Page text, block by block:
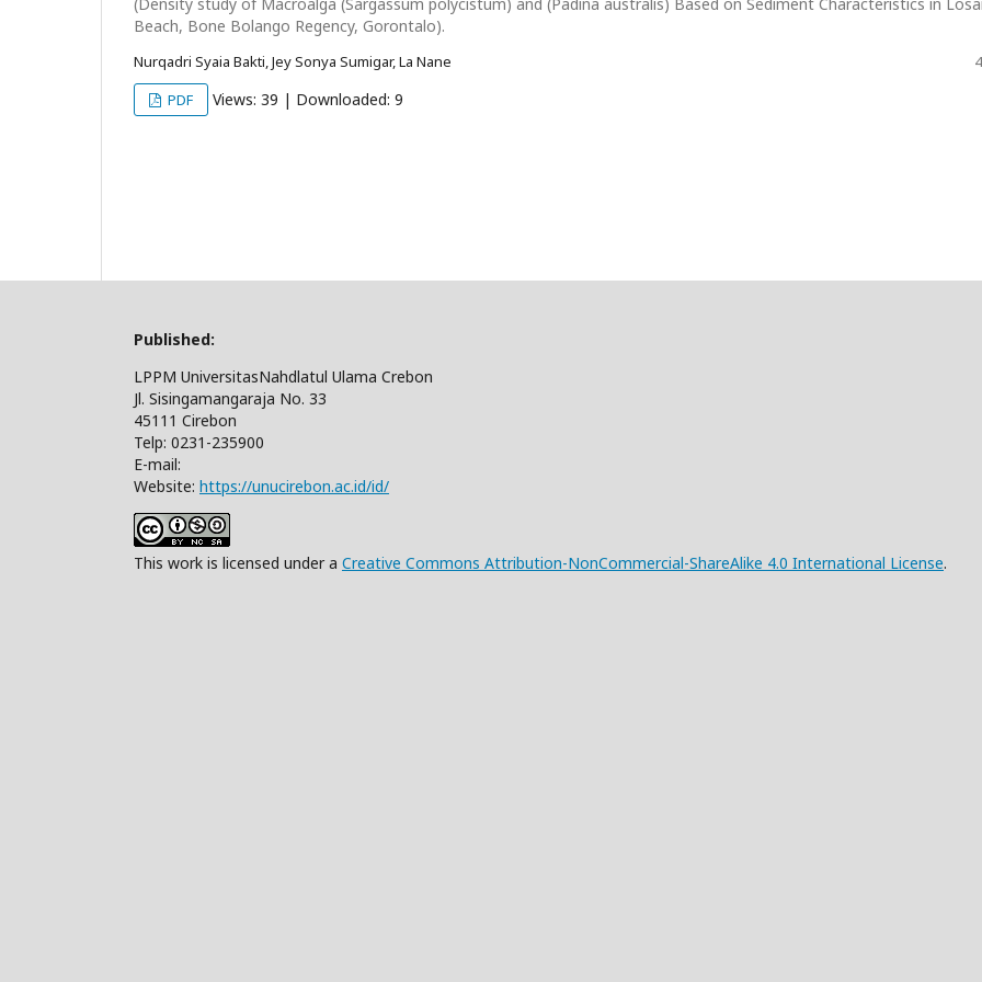
Beach, Bone Bolango Regency, Gorontalo).
Nurqadri Syaia Bakti, Jey Sonya Sumigar, La Nane
PDF
Views: 39 | Downloaded: 9
Published:
LPPM UniversitasNahdlatul Ulama Crebon
Jl. Sisingamangaraja No. 33
45111 Cirebon
Telp: 0231-235900
E-mail:
Website: https://unucirebon.ac.id/id/
This work is licensed under a Creative Commons Attribution-NonCommercial-ShareAlike 4.0 International License.